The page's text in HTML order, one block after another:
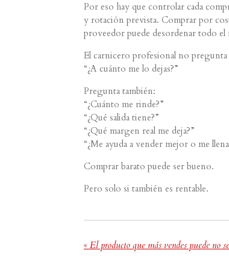
Por eso hay que controlar cada
y rotación prevista. Comprar por
proveedor puede desordenar todo
El carnicero profesional no pregunta
“¿A cuánto me lo dejas?”
Pregunta también:
“¿Cuánto me rinde?”
“¿Qué salida tiene?”
“¿Qué margen real me deja?”
“¿Me ayuda a vender mejor o me
Comprar barato puede ser bueno.
Pero solo si también es rentable.
« El producto que más vendes puede no